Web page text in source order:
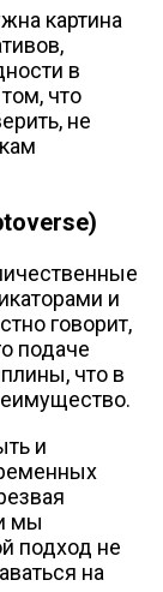
картина
в
что
не
и
говорит,
подаче
что в
и
мы
подход не
на